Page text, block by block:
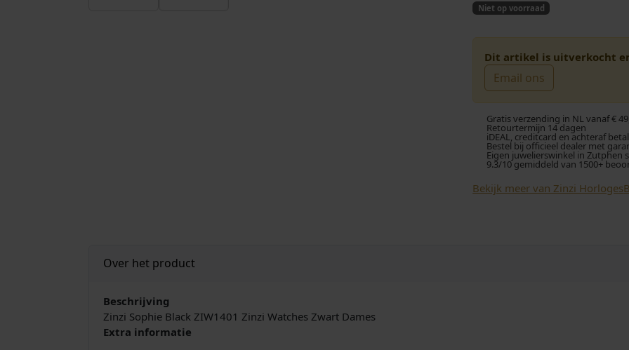
r
s
r
o
n
i
p
Niet op voorraad
Dit artikel is uitverkocht
Email ons
Gratis verzending in NL vanaf €
Retourtermijn 14 dagen
iDEAL, creditcard en achteraf
Bestel bij officieel dealer met
Eigen juwelierswinkel in Zutphen
9.3/10 gemiddeld van 1500+
Bekijk meer van Zinzi Horloges
Over het product
Beschrijving
Zinzi Sophie Black ZIW1401 Zinzi Watches Zwart Dames
Extra informatie